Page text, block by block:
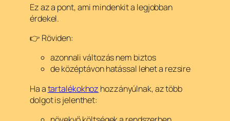
Ez az a pont, ami mindenkit a legjobban
érdekel.
👉 Röviden:
azonnali változás nem biztos
de középtávon hatással lehet a rezsire
Ha atartalékokhoz hozzányúlnak, az több
dolgot is jelenthet: